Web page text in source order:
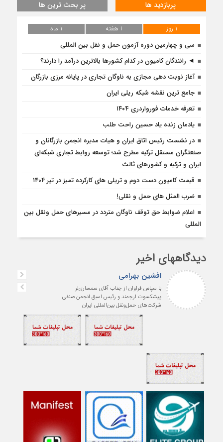
پربازدید ها پر بحث ترین ها
1 روز 1 هفته
1 ماه
سی و چهارمین دوره آزمون حمل و نقل بین المللی
◄ رانندگان کامیون در کدام کشورها بالاترین درآمد را دارند؟
آغاز نوبت دهی مجازی به ناوگان تجاری در پایانه مرزی بازرگان
جامع ترین نقشه شبکه ریلی ایران
تعرفه خدمات فورواردری ۱۴۰4
یادمان زنده یاد حسین راحت طلب
در نشست رئیس اتاق ایران و هیات مدیره انجمن بازرگانان و
صنعتگران مستقل ترکیه مطرح شد؛ توسعه روابط تجاری شبکه‌ای
ایران و ترکیه و کشورهای ثالث
قیمت کامیون دست دوم و تریلی‌ های کارکرده تمیز در تیر ۱۴۰۴
ضرب المثل های حمل و نقلی!
اعلام ضوابط حق توقف ناوگان متردد در مسيرهاى حمل ونقل بين
المللى
دیدگاههای اخیر
افشین بهرامی
با سپاس فراوان از جناب آقای سمساری‌لر
پیشکسوت ارجمند و رئیس اسبق انجمن صنفی
شرکت‌های حمل‌ونقل بین‌المللی ایران